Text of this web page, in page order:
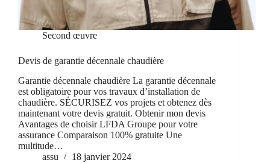
Second œuvre
Devis de garantie décennale chaudière
Garantie décennale chaudière La garantie décennale
est obligatoire pour vos travaux d’installation de
chaudière. SÉCURISEZ vos projets et obtenez dès
maintenant votre devis gratuit. Obtenir mon devis
Avantages de choisir LFDA Groupe pour votre
assurance Comparaison 100% gratuite Une
multitude…
assu
18 janvier 2024